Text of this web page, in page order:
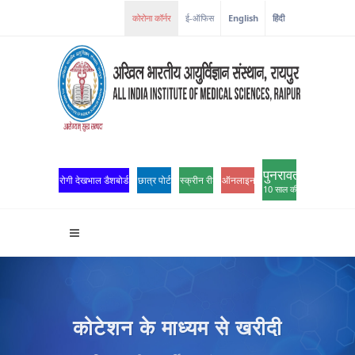
कोरोना कॉर्नर ई-ऑफिस English हिंदी
रोगी देखभाल डैशबोर्ड छात्र पोर्टल स्क्रीन रीडर एक्सेसऑनलाइन ओपीडी पंजीकरण
पुनरावर्तन
10 साल की उत्कृष्टता
कोटेशन के माध्यम से खरीदी